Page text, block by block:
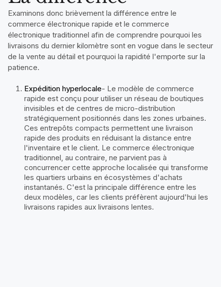
Examinons donc brièvement la différence entre le
commerce électronique rapide et le commerce
électronique traditionnel afin de comprendre pourquoi les
livraisons du dernier kilomètre sont en vogue dans le secteur
de la vente au détail et pourquoi la rapidité l'emporte sur la
patience.
Expédition hyperlocale- Le modèle de commerce
rapide est conçu pour utiliser un réseau de boutiques
invisibles et de centres de micro-distribution
stratégiquement positionnés dans les zones urbaines.
Ces entrepôts compacts permettent une livraison
rapide des produits en réduisant la distance entre
l'inventaire et le client. Le commerce électronique
traditionnel, au contraire, ne parvient pas à
concurrencer cette approche localisée qui transforme
les quartiers urbains en écosystèmes d'achats
instantanés. C'est la principale différence entre les
deux modèles, car les clients préfèrent aujourd'hui les
livraisons rapides aux livraisons lentes.